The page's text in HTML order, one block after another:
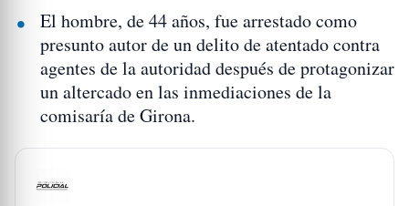
El hombre, de 44 años, fue arrestado como
presunto autor de un delito de atentado contra
agentes de la autoridad después de protagonizar
un altercado en las inmediaciones de la
comisaría de Girona.